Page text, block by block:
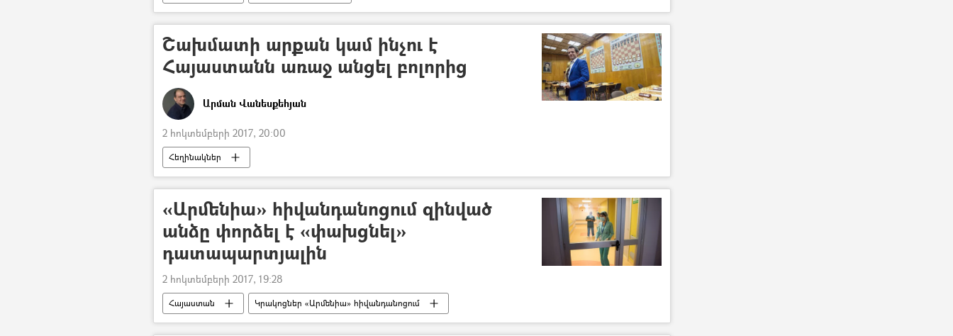
Շախմատի արքան կամ ինչու է
Հայաստանն առաջ անցել բոլորից
Արման Վանեսքեհյան
2 հոկտեմբերի 2017, 20:00
Հեղինակներ
«Արմենիա» հիվանդանոցում զինված
անձը փորձել է «փախցնել»
դատապարտյալին
2 հոկտեմբերի 2017, 19:28
Հայաստան Կրակոցներ «Արմենիա» հիվանդանոցում